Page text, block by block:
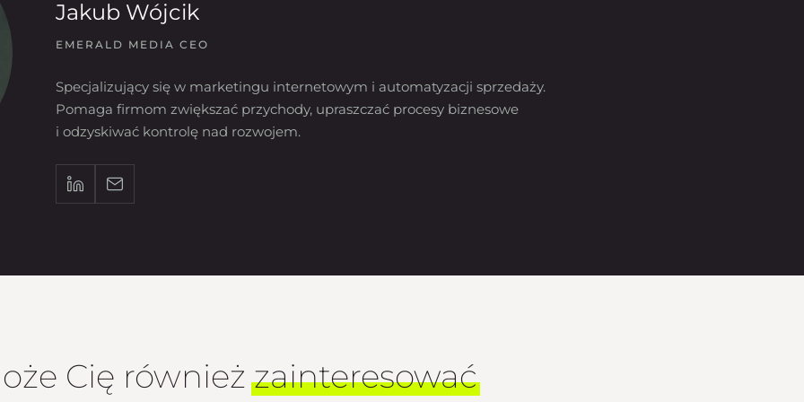
Jakub Wójcik
EMERALD MEDIA CEO
Specjalizujący się w marketingu internetowym i automatyzacji sprzedaży.
Pomaga firmom zwiększać przychody, upraszczać procesy biznesowe
i odzyskiwać kontrolę nad rozwojem.
Cię równieżzainteresować